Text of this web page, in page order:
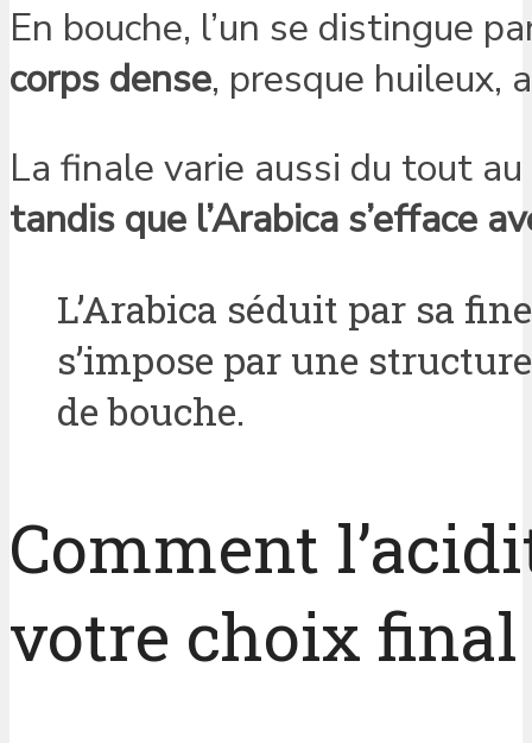
En bouche, l’un se distingue
corps dense, presque huileux,
La finale varie aussi du tout
tandis que l’Arabica s’efface
L’Arabica séduit par sa
s’impose par une
de bouche.
Comment
votre choix final